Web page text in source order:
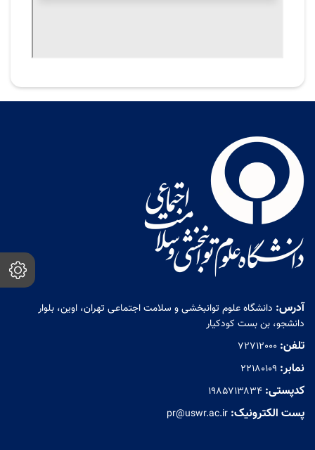
آدرس: دانشگاه علوم توانبخشی و سلامت اجتماعی تهران، اوین، بلوار
دانشجو، بن بست کودکیار
تلفن: 72712000
نمابر: ۲۲۱۸۰۱۰۹
کدپستی: ۱۹۸۵۷۱۳۸۳۴
پست الکترونیک: pr@uswr.ac.ir